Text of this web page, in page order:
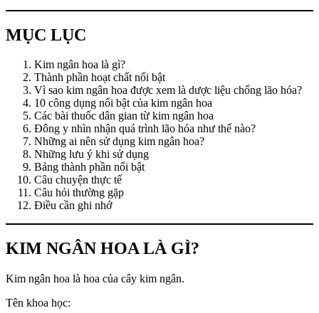
MỤC LỤC
Kim ngân hoa là gì?
Thành phần hoạt chất nổi bật
Vì sao kim ngân hoa được xem là dược liệu chống lão hóa?
10 công dụng nổi bật của kim ngân hoa
Các bài thuốc dân gian từ kim ngân hoa
Đông y nhìn nhận quá trình lão hóa như thế nào?
Những ai nên sử dụng kim ngân hoa?
Những lưu ý khi sử dụng
Bảng thành phần nổi bật
Câu chuyện thực tế
Câu hỏi thường gặp
Điều cần ghi nhớ
KIM NGÂN HOA LÀ GÌ?
Kim ngân hoa là hoa của cây kim ngân.
Tên khoa học: